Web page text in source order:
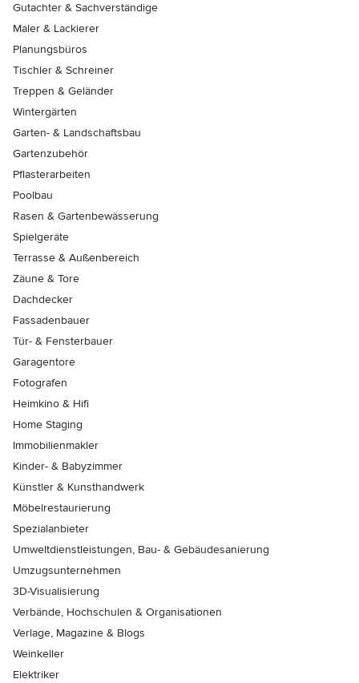
Gutachter & Sachverständige
Maler & Lackierer
Planungsbüros
Tischler & Schreiner
Treppen & Geländer
Wintergärten
Garten- & Landschaftsbau
Gartenzubehör
Pflasterarbeiten
Poolbau
Rasen & Gartenbewässerung
Spielgeräte
Terrasse & Außenbereich
Zäune & Tore
Dachdecker
Fassadenbauer
Tür- & Fensterbauer
Garagentore
Fotografen
Heimkino & Hifi
Home Staging
Immobilienmakler
Kinder- & Babyzimmer
Künstler & Kunsthandwerk
Möbelrestaurierung
Spezialanbieter
Umweltdienstleistungen, Bau- & Gebäudesanierung
Umzugsunternehmen
3D-Visualisierung
Verbände, Hochschulen & Organisationen
Verlage, Magazine & Blogs
Weinkeller
Elektriker